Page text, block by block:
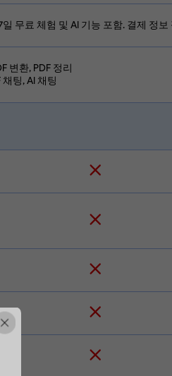
일 무료 체험 및 AI 기능 포함. 결제 정보
변환, PDF 정리
팅, AI 채팅